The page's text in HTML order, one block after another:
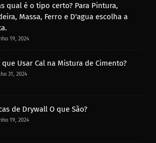
qual é o tipo certo? Para Pintura,
Massa, Ferro e D'agua escolha a
19, 2024
que Usar Cal na Mistura de Cimento?
31, 2024
de Drywall O que São?
19, 2024